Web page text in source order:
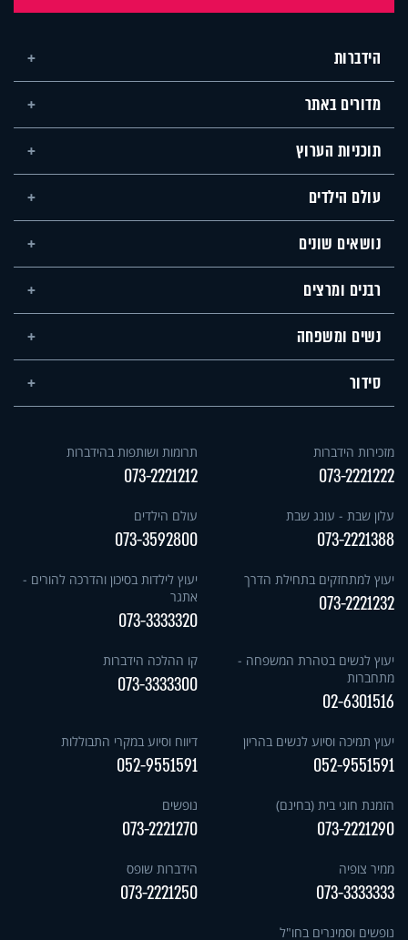
הידברות
מדורים באתר
תוכניות הערוץ
עולם הילדים
נושאים שונים
רבנים ומרצים
נשים ומשפחה
סידור
מזכירות הידברות
073-2221222
תרומות ושותפות בהידברות
073-2221212
עלון שבת - עונג שבת
073-2221388
עולם הילדים
073-3592800
יעוץ למתחזקים בתחילת הדרך
073-2221232
יעוץ לילדות בסיכון והדרכה להורים -
אתגר
073-3333320
יעוץ לנשים בטהרת המשפחה -
מתחברות
02-6301516
קו ההלכה הידברות
073-3333300
יעוץ תמיכה וסיוע לנשים בהריון
052-9551591
דיווח וסיוע במקרי התבוללות
052-9551591
הזמנת חוגי בית (בחינם)
073-2221290
נופשים
073-2221270
ממיר צופיה
073-3333333
הידברות שופס
073-2221250
נופשים וסמינרים בחו"ל